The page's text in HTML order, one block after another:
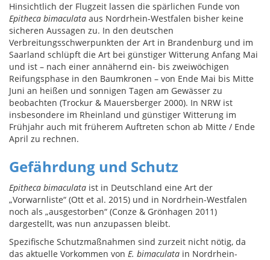
Hinsichtlich der Flugzeit lassen die spärlichen Funde von
Epitheca bimaculata aus Nordrhein-Westfalen bisher keine
sicheren Aussagen zu. In den deutschen
Verbreitungsschwerpunkten der Art in Brandenburg und im
Saarland schlüpft die Art bei günstiger Witterung Anfang Mai
und ist – nach einer annähernd ein- bis zweiwöchigen
Reifungsphase in den Baumkronen – von Ende Mai bis Mitte
Juni an heißen und sonnigen Tagen am Gewässer zu
beobachten (Trockur & Mauersberger 2000). In NRW ist
insbesondere im Rheinland und günstiger Witterung im
Frühjahr auch mit früherem Auftreten schon ab Mitte / Ende
April zu rechnen.
Gefährdung und Schutz
Epitheca bimaculata ist in Deutschland eine Art der
„Vorwarnliste“ (Ott et al. 2015) und in Nordrhein-Westfalen
noch als „ausgestorben“ (Conze & Grönhagen 2011)
dargestellt, was nun anzupassen bleibt.
Spezifische Schutzmaßnahmen sind zurzeit nicht nötig, da
das aktuelle Vorkommen von E. bimaculata in Nordrhein-